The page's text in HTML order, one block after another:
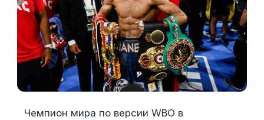
Чемпион мира по версии WBO в